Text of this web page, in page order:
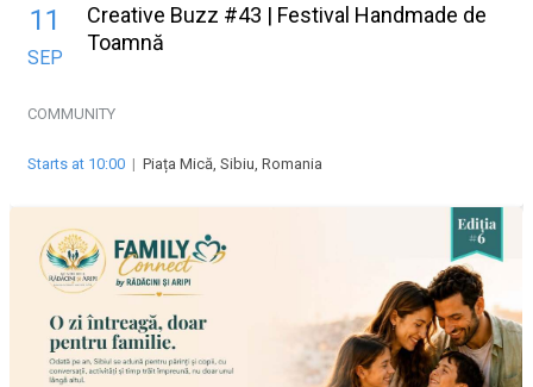
11
SEP
Creative Buzz #43 | Festival Handmade de
Toamnă
COMMUNITY
Starts at 10:00 | Piața Mică, Sibiu, Romania